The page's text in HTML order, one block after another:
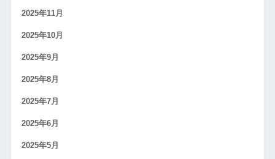
2025年11月
2025年10月
2025年9月
2025年8月
2025年7月
2025年6月
2025年5月